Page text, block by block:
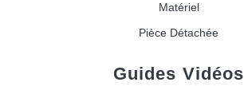
Matériel
Pièce Détachée
Guides Vidéos